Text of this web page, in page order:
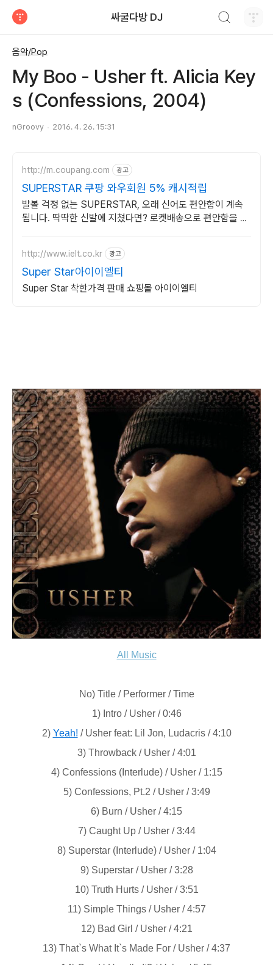
싸굴다방 DJ
음악/Pop
My Boo - Usher ft. Alicia Key
s (Confessions, 2004)
nGroovy 2016. 4. 26. 15:31
http://m.coupang.com 광고
SUPERSTAR 쿠팡 와우회원 5% 캐시적립
발볼 걱정 없는 SUPERSTAR, 오래 신어도 편안함이 계속
됩니다. 딱딱한 신발에 지쳤다면? 로켓배송으로 편안함을 지
http://www.ielt.co.kr 광고
Super Star아이이엘티
Super Star 착한가격 판매 쇼핑몰 아이이엘티
All Music
No) Title / Performer / Time
1) Intro / Usher / 0:46
2) Yeah! / Usher feat: Lil Jon, Ludacris / 4:10
3) Throwback / Usher / 4:01
4) Confessions (Interlude) / Usher / 1:15
5) Confessions, Pt.2 / Usher / 3:49
6) Burn / Usher / 4:15
7) Caught Up / Usher / 3:44
8) Superstar (Interlude) / Usher / 1:04
9) Superstar / Usher / 3:28
10) Truth Hurts / Usher / 3:51
11) Simple Things / Usher / 4:57
12) Bad Girl / Usher / 4:21
13) That`s What It`s Made For / Usher / 4:37